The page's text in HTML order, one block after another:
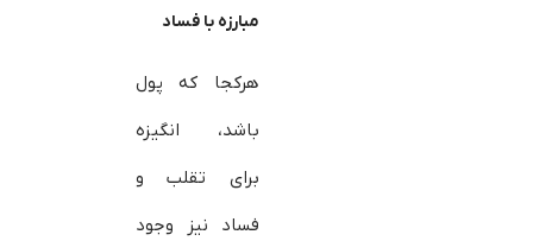
مبارزه با فساد
هرکجا که پول
باشد، انگیزه
برای تقلب و
فساد نیز وجود